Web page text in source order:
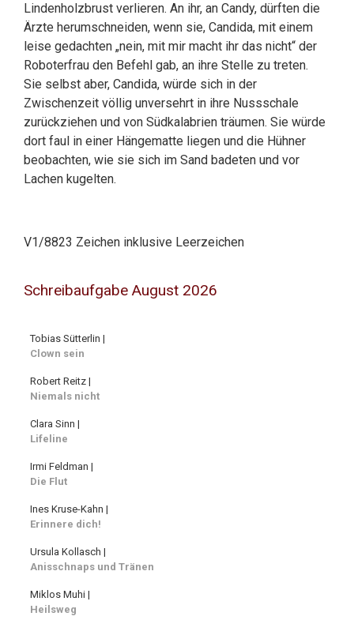
Lindenholzbrust verlieren. An ihr, an Candy, dürften die
Ärzte herumschneiden, wenn sie, Candida, mit einem
leise gedachten „nein, mit mir macht ihr das nicht“ der
Roboterfrau den Befehl gab, an ihre Stelle zu treten.
Sie selbst aber, Candida, würde sich in der
Zwischenzeit völlig unversehrt in ihre Nussschale
zurückziehen und von Südkalabrien träumen. Sie würde
dort faul in einer Hängematte liegen und die Hühner
beobachten, wie sie sich im Sand badeten und vor
Lachen kugelten.
V1/8823 Zeichen inklusive Leerzeichen
Schreibaufgabe August 2026
Tobias Sütterlin |
Clown sein
Robert Reitz |
Niemals nicht
Clara Sinn |
Lifeline
Irmi Feldman |
Die Flut
Ines Kruse-Kahn |
Erinnere dich!
Ursula Kollasch |
Anisschnaps und Tränen
Miklos Muhi |
Heilsweg